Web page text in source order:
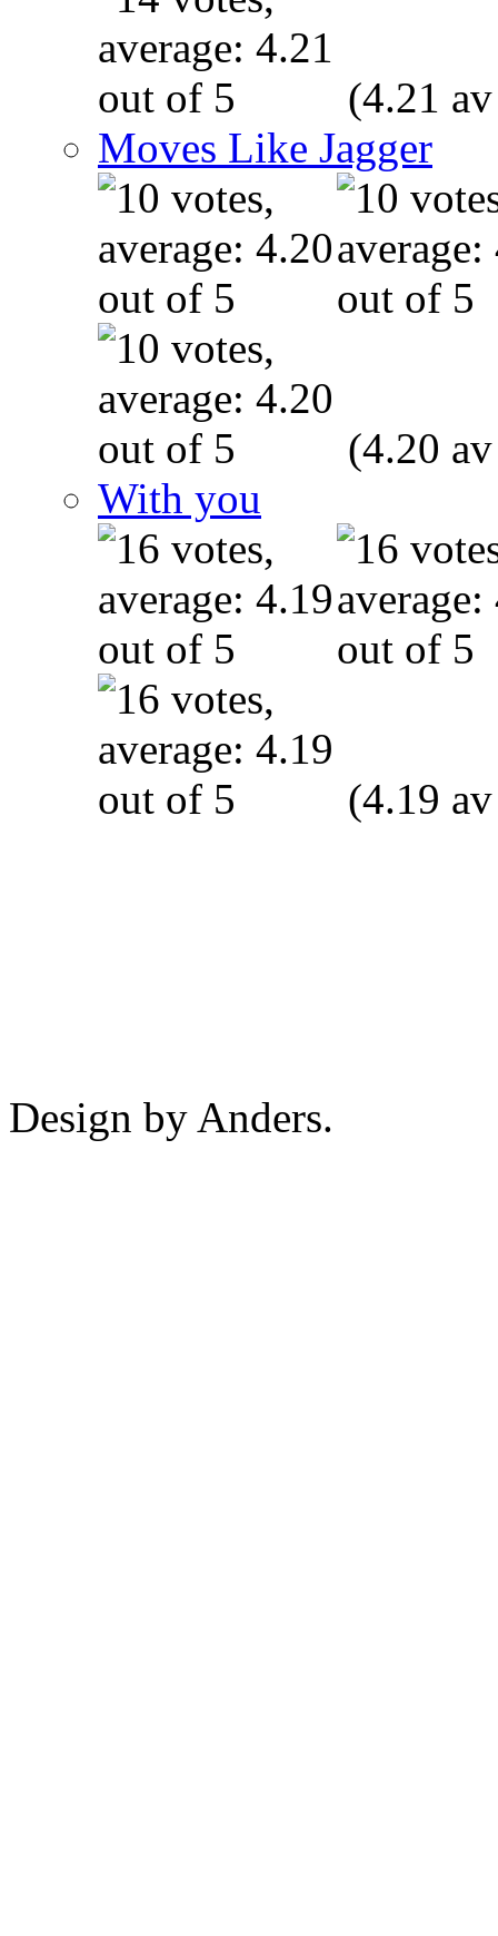
(4.21
Moves Like Jagger
(4.20
With you
(4.19
Design by Anders.